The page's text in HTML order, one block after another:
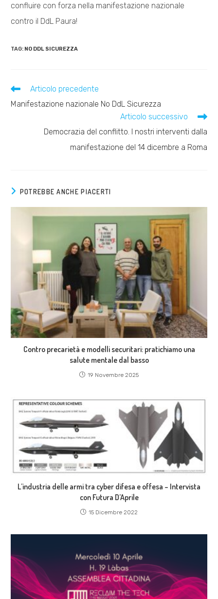
confluire con forza nella manifestazione nazionale
contro il DdL Paura!
TAG: NO DDL SICUREZZA
Leggi
articoli
Articolo precedente
Manifestazione nazionale No DdL Sicurezza
Articolo successivo
Democrazia del conflitto. I nostri interventi dalla
manifestazione del 14 dicembre a Roma
POTREBBE ANCHE PIACERTI
Contro precarietà e modelli securitari: pratichiamo una
salute mentale dal basso
19 Novembre 2025
L’industria delle armi tra cyber difesa e offesa – Intervista
con Futura D’Aprile
15 Dicembre 2022